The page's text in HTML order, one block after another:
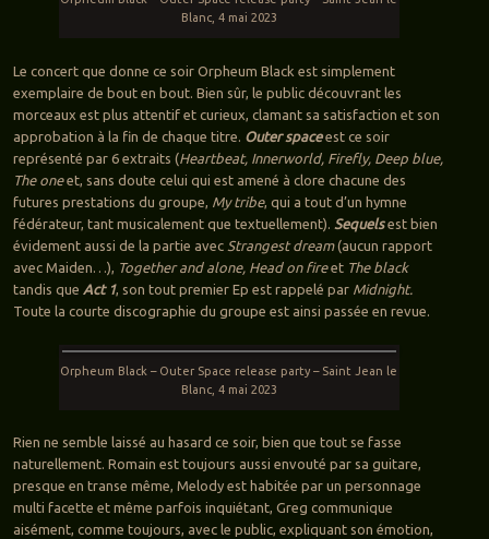
Blanc, 4 mai 2023
Le concert que donne ce soir Orpheum Black est simplement
exemplaire de bout en bout. Bien sûr, le public découvrant les
morceaux est plus attentif et curieux, clamant sa satisfaction et son
approbation à la fin de chaque titre. Outer spaceest ce soir
représenté par 6 extraits (Heartbeat, Innerworld, Firefly, Deep blue,
The oneet, sans doute celui qui est amené à clore chacune des
futures prestations du groupe, My tribe, qui a tout d’un hymne
fédérateur, tant musicalement que textuellement). Sequelsest bien
évidement aussi de la partie avec Strangest dream(aucun rapport
avec Maiden…), Together and alone, Head on fireetThe black
tandis que Act 1, son tout premier Ep est rappelé par Midnight.
Toute la courte discographie du groupe est ainsi passée en revue.
Orpheum Black – Outer Space release party – Saint Jean le
Blanc, 4 mai 2023
Rien ne semble laissé au hasard ce soir, bien que tout se fasse
naturellement. Romain est toujours aussi envouté par sa guitare,
presque en transe même, Melody est habitée par un personnage
multi facette et même parfois inquiétant, Greg communique
aisément, comme toujours, avec le public, expliquant son émotion,